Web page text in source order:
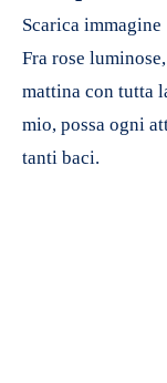
Scarica immagine
Fra rose
mattina con tutta
mio, possa ogni
tanti baci.